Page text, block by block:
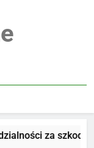
za szkodę